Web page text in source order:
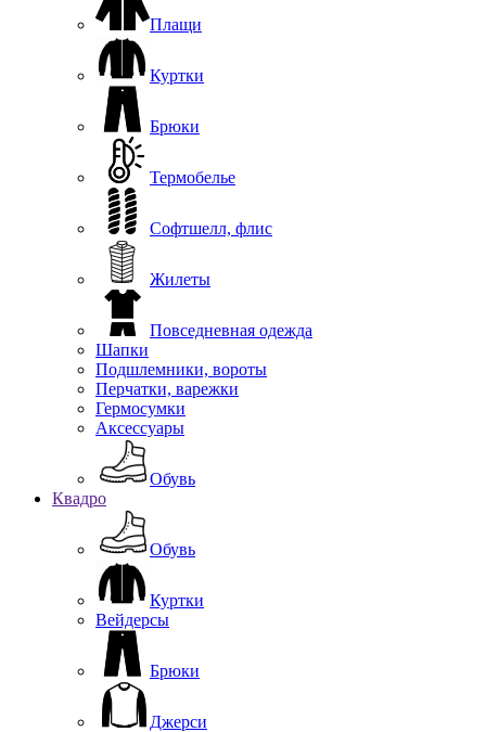
Плащи
Куртки
Брюки
Термобелье
Софтшелл, флис
Жилеты
Повседневная одежда
Шапки
Подшлемники, вороты
Перчатки, варежки
Гермосумки
Аксессуары
Обувь
Квадро
Обувь
Куртки
Вейдерсы
Брюки
Джерси